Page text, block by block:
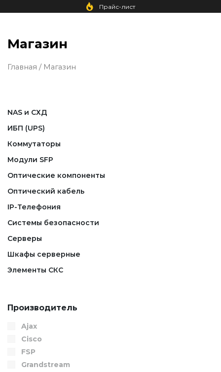
Прайс-лист
Магазин
Главная / Магазин
NAS и СХД
ИБП (UPS)
Коммутаторы
Модули SFP
Оптические компоненты
Оптический кабель
IP-Телефония
Системы безопасности
Серверы
Шкафы серверные
Элементы СКС
Производитель
Ajax
Cisco
FSP
Grandstream